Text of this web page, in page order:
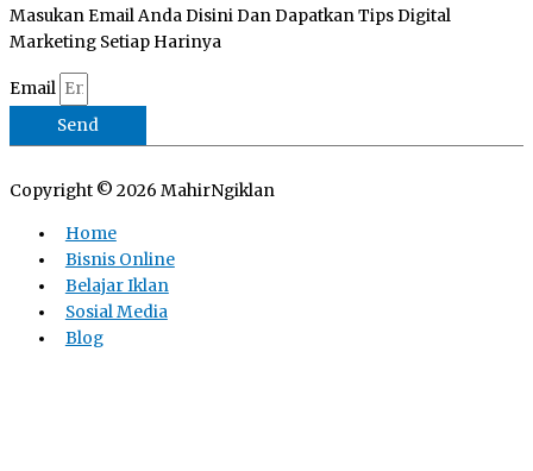
Masukan Email Anda Disini Dan Dapatkan Tips Digital
Marketing Setiap Harinya
Email
Send
Copyright © 2026 MahirNgiklan
Home
Bisnis Online
Belajar Iklan
Sosial Media
Blog